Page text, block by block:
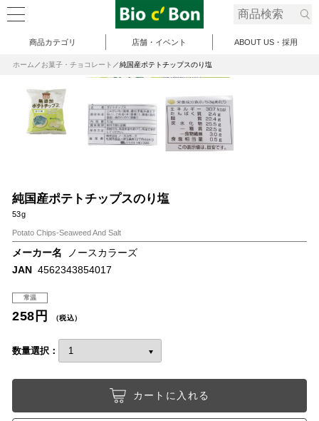
商品カテゴリ 店舗・イベント ABOUT US・採用
ホーム お菓子・チョコレート 純国産ポテトチップスのり塩
純国産ポテトチップスのり塩
53g
Potato Chips-Seaweed And Salt
メーカー名
ノースカラーズ
JAN 4562343854017
常温
258円 （税込）
数量選択：
カートに入れる